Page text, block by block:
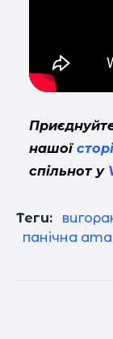
нашої
спільнот у
Теги:
панічна